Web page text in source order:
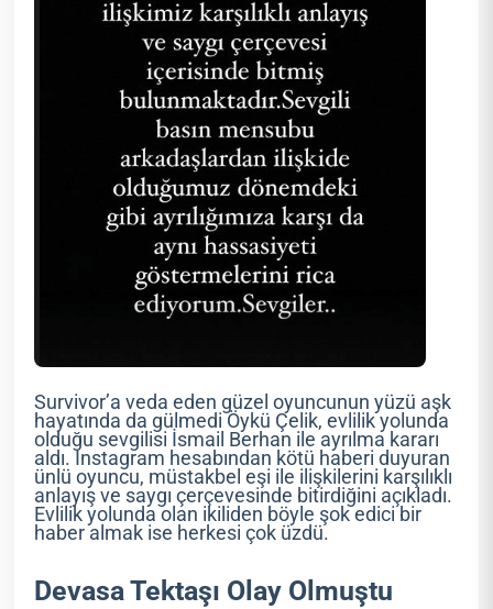
Survivor’a veda eden güzel oyuncunun yüzü aşk
hayatında da gülmedi Öykü Çelik, evlilik yolunda
olduğu sevgilisi İsmail Berhan ile ayrılma kararı
aldı. Instagram hesabından kötü haberi duyuran
ünlü oyuncu, müstakbel eşi ile ilişkilerini karşılıklı
anlayış ve saygı çerçevesinde bitirdiğini açıkladı.
Evlilik yolunda olan ikiliden böyle şok edici bir
haber almak ise herkesi çok üzdü.
Devasa Tektaşı Olay Olmuştu